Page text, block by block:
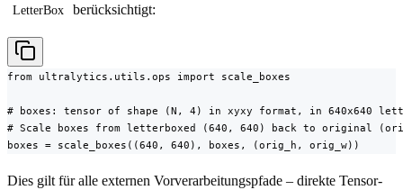
LetterBox berücksichtigt:
from ultralytics.utils.ops import scale_boxes
# boxes: tensor of shape (N, 4) in xyxy format, in 640x640
# Scale boxes from letterboxed (640, 640) back to original
boxes = scale_boxes((640, 640), boxes, (orig_h, orig_w))
Dies gilt für alle externen Vorverarbeitungspfade – direkte Tensor-